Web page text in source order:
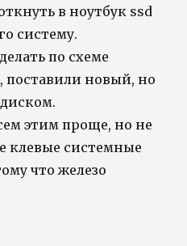
в ноутбук ssd
систему.
по схеме
поставили новый, но
этим проще, но не
клевые системные
что железо